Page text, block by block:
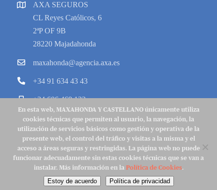
AXA SEGUROS
CL Reyes Católicos, 6
2ªP OF 9B
28220 Majadahonda
maxahonda@agencia.axa.es
+34 91 634 43 43
+34 606 469 133
Copyright 2022 © MycAXA |Aviso Legal|Política de Cookies|
Política de Privacidad|Contacto
Facebook
X Instagram
LinkedIn
En esta web, MAXAHONDA Y CASTELLANO únicamente utiliza
cookies técnicas que permiten al usuario, la navegación, la
utilización de servicios básicos como gestión y operativa de la
presente web, el control del tráfico y visitas a la misma y el
acceso a áreas seguras y restringidas. La página web no puede
funcionar adecuadamente sin estas cookies técnicas que se van a
instalar. Más información en la Política de Cookies.
Estoy de acuerdo Política de privacidad